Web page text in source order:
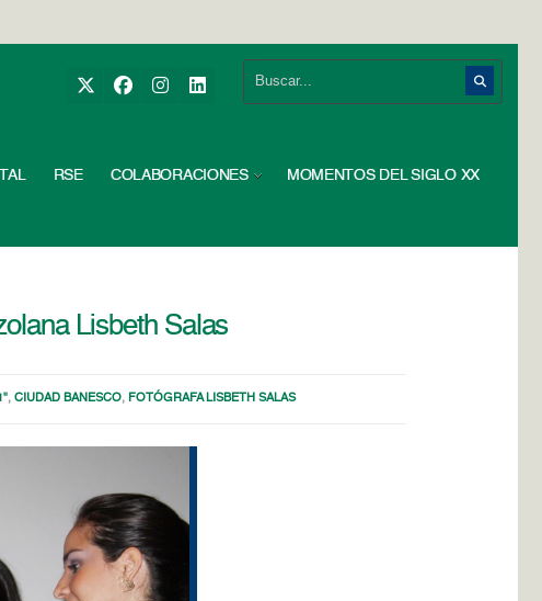
RSE COLABORACIONES MOMENTOS DEL SIGLO XX
Lisbeth Salas
,CIUDAD BANESCO, FOTÓGRAFA LISBETH SALAS